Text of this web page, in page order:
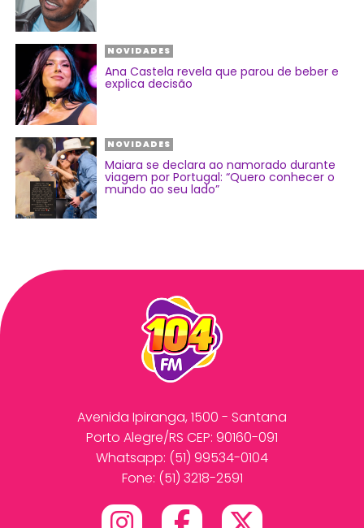
NOVIDADES
Ana Castela revela que parou de beber e
explica decisão
NOVIDADES
Maiara se declara ao namorado durante
viagem por Portugal: “Quero conhecer o
mundo ao seu lado”
Avenida Ipiranga, 1500 - Santana
Porto Alegre/RS CEP: 90160-091
Whatsapp: (51) 99534-0104
Fone: (51) 3218-2591